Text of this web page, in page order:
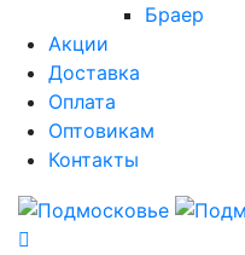
Браер
Акции
Доставка
Оплата
Оптовикам
Контакты